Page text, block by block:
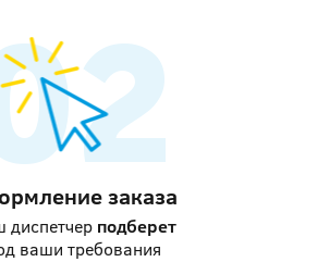
заказа
диспетчер подберет
ваши требования